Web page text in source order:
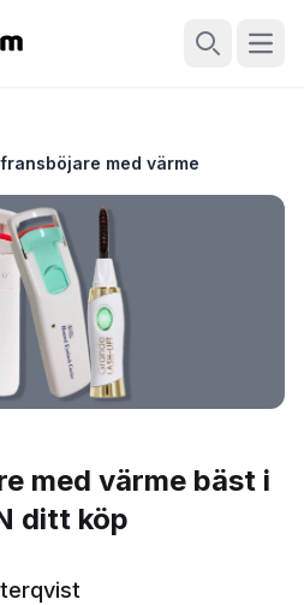
med värme
med värme bäst i
ditt köp